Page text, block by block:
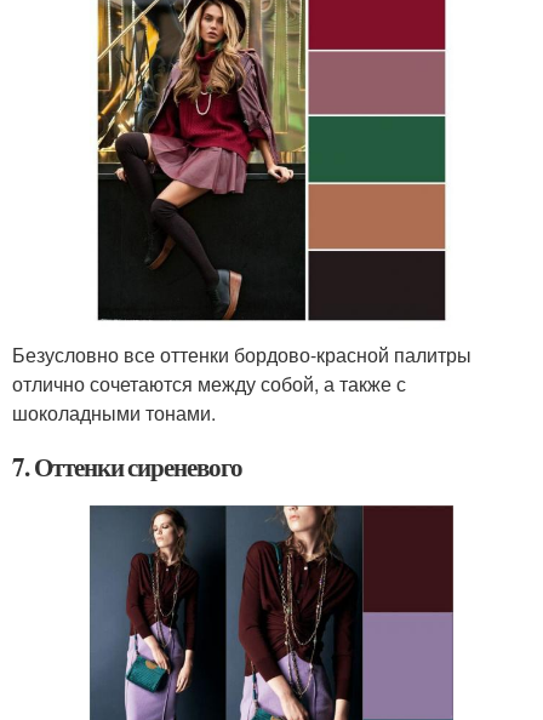
Безусловно все оттенки бордово-красной палитры
отлично сочетаются между собой, а также с
шоколадными тонами.
7. Оттенки сиреневого